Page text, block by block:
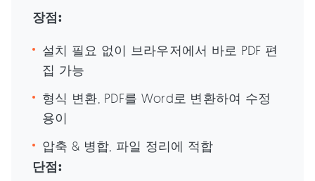
장점:
설치 필요 없이 브라우저에서 바로 PDF 편
집 가능
형식 변환, PDF를 Word로 변환하여 수정
용이
압축 & 병합, 파일 정리에 적합
단점: